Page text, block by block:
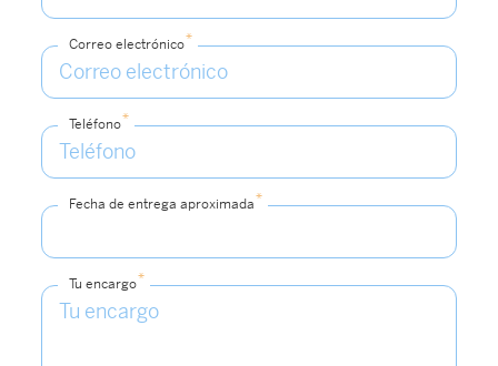
Correo electrónico*
Teléfono*
Fecha de entrega aproximada*
Tu encargo*